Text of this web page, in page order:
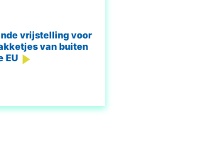
vrijstelling voor
van buiten
EU